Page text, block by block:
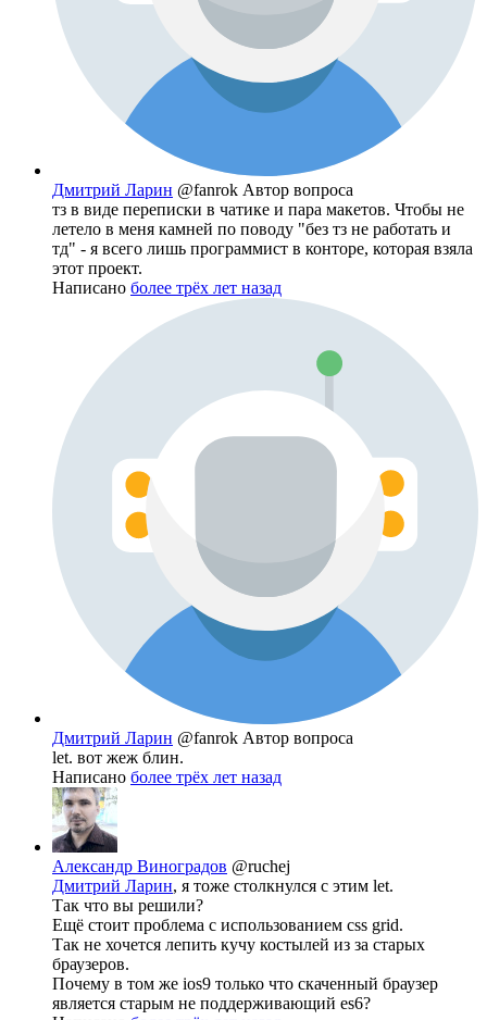
Дмитрий Ларин @fanrok Автор вопроса
тз в виде переписки в чатике и пара макетов. Чтобы не
летело в меня камней по поводу "без тз не работать и
тд" - я всего лишь программист в конторе, которая взяла
этот проект.
Написано более трёх лет назад
Дмитрий Ларин @fanrok Автор вопроса
let. вот жеж блин.
Написано более трёх лет назад
Александр Виноградов @ruchej
Дмитрий Ларин, я тоже столкнулся с этим let.
Так что вы решили?
Ещё стоит проблема с использованием css grid.
Так не хочется лепить кучу костылей из за старых
браузеров.
Почему в том же ios9 только что скаченный браузер
является старым не поддерживающий es6?